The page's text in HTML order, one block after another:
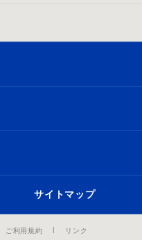
サイトマップ
ご利用規約 リンク